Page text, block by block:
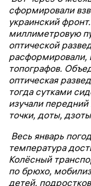
сформировали
украинский
миллиметровую
оптической
расформировали,
топографов.
оптическая
тогда сутками
изучали
точки, доты,
Весь январь
температура
Колёсный
по брюхо,
детей,